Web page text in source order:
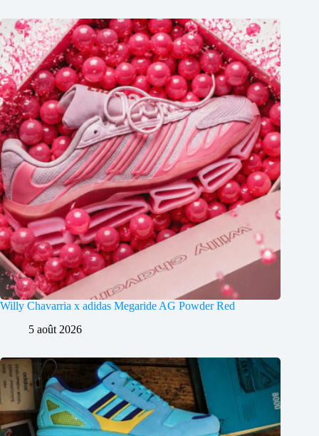
Willy Chavarria x adidas Megaride AG Powder Red
5 août 2026